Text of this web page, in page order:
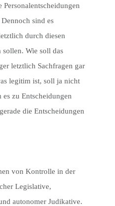
Personalentscheidungen
sind es
durch diesen
sollen. Wie soll das
letztlich Sachfragen gar
legitim ist, soll ja nicht
zu Entscheidungen
die Entscheidungen
von Kontrolle in der
Legislative,
autonomer Judikative.